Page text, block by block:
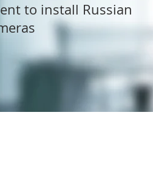
to install Russian